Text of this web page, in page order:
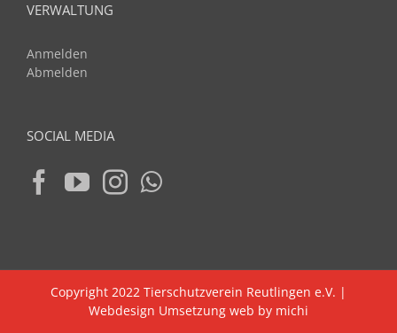
VERWALTUNG
Anmelden
Abmelden
SOCIAL MEDIA
Copyright 2022 Tierschutzverein Reutlingen e.V. |
Webdesign Umsetzung web by michi